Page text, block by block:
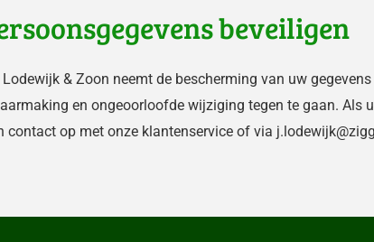
beveiligen
& Zoon neemt de bescherming van uw
en ongeoorloofde wijziging tegen te gaan.
contact op met onze klantenservice of via